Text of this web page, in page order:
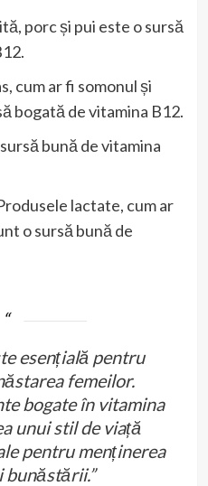
porc și pui este o sursă
cum ar fi somonul și
bogată de vitamina B12.
bună de vitamina
lactate, cum ar
o sursă bună de
esențială pentru
femeilor.
bogate în vitamina
unui stil de viață
pentru menținerea